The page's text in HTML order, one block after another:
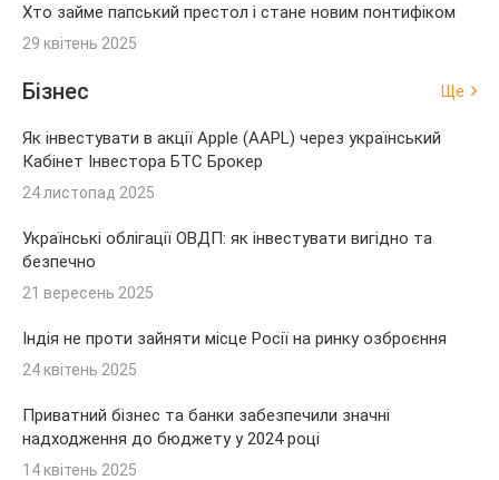
Хто займе папський престол і стане новим понтифіком
29 квітень 2025
Бізнес Ще
Як інвестувати в акції Apple (AAPL) через український
Кабінет Інвестора БТС Брокер
24 листопад 2025
Українські облігації ОВДП: як інвестувати вигідно та
безпечно
21 вересень 2025
Індія не проти зайняти місце Росії на ринку озброєння
24 квітень 2025
Приватний бізнес та банки забезпечили значні
надходження до бюджету у 2024 році
14 квітень 2025